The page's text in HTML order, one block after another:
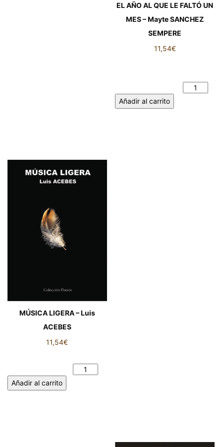
EL AÑO AL QUE LE FALTÓ UN
MES – Mayte SANCHEZ
SEMPERE
11,54€
Añadir al carrito
MÚSICA LIGERA – Luis
ACEBES
11,54€
Añadir al carrito